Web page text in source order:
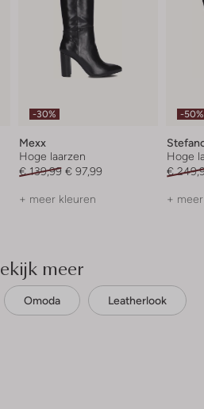
-30%
Mexx
Hoge laarzen
€ 139,99 € 97,99
+ meer kleuren
-50%
Hoge
€
+
meer
Omoda Leatherlook